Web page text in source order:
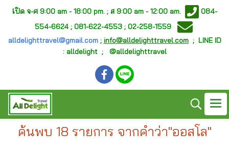
เปิด จ-ศ 9:00 am - 18:00 pm. ; ส 9:00 am - 12:00 am.
084-
554-6624 ; 081-622-4553 ; 02-258-1559
alldelighttravel@gmail.com; info@alldelighttravel.com; LINE ID
: alldelight ; @alldelighttravel
ค้นพบ 18 รายการ จากคำว่า"ออสโล"